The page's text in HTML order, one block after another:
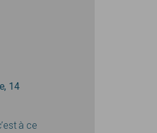
14
à ce